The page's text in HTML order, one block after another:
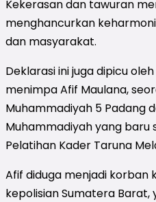
Kekerasan dan tawuran
menghancurkan
dan masyarakat.
Deklarasi ini juga dipicu
menimpa Afif Maulana,
Muhammadiyah 5 Padang
Muhammadiyah yang baru
Pelatihan Kader Taruna
Afif diduga menjadi korban
kepolisian Sumatera